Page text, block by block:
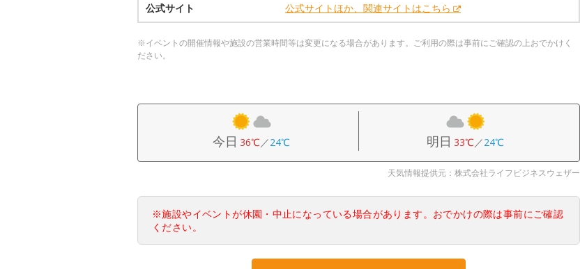
公式サイト 公式サイトほか、関連サイトはこちら
※イベントの開催情報や施設の営業時間等は変更になる場合があります。ご利用の際は事前にご確認の上おでかけく
ださい。
今日 36℃／24℃ 明日 33℃／24℃
天気情報提供元：株式会社ライフビジネスウェザー
※施設やイベントが休園・中止になっている場合があります。おでかけの際は事前にご確認
ください。